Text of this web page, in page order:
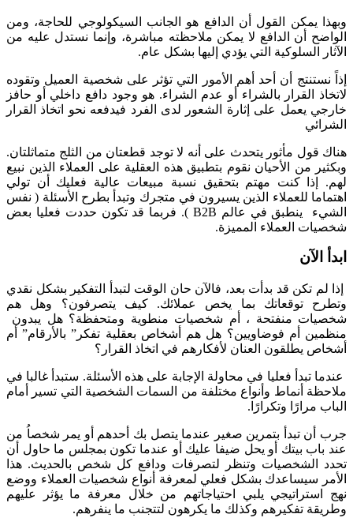
وبهذا يمكن القول أن الدافع هو الجانب السيكولوجي للحاجة، ومن
الواضح أن الدافع لا يمكن ملاحظته مباشرة، وإنما نستدل عليه من
الآثار السلوكية التي يؤدي إليها بشكل عام.
إذاً نستنتج أن أحد أهم الأمور التي تؤثر على شخصية العميل وتقوده
لاتخاذ القرار بالشراء أو عدم الشراء. هو وجود دافع داخلي أو حافز
خارجي يعمل على إثارة الشعور لدى الفرد فيدفعه نحو اتخاذ القرار
الشرائي
هناك قول مأثور يتحدث على أنه لا توجد قطعتان من الثلج متماثلتان.
وبكثير من الأحيان نقوم بتطبيق هذه العقلية على العملاء الذين نبيع
لهم. إذا كنت مهتم بتحقيق نسبة مبيعات عالية فعليك أن تولي
اهتماما للعملاء الذين يسيرون في متجرك وتبدأ بطرح الأسئلة ( نفس
الشيء ينطبق في عالم B2B ). فربما قد تكون حددت فعليا بعض
شخصيات العملاء المميزة.
ابدأ الآن
إذا لم تكن قد بدأت بعد، فالآن حان الوقت لتبدأ التفكير بشكل نقدي
وتطرح توقعاتك بما يخص عملائك. كيف يتصرفون؟ وهل هم
شخصيات منفتحة ، أم شخصيات منطوية ومتحفظة؟ هل يبدون
منظمين أم فوضاويين؟ هل هم أشخاص بعقلية تفكر” بالأرقام” أم
أشخاص يطلقون العنان لأفكارهم في اتخاذ القرار؟
عندما تبدأ فعليا في محاولة الإجابة على هذه الأسئلة. ستبدأ غالبا في
ملاحظة أنماط وأنواع مختلفة من السمات الشخصية التي تسير أمام
الباب مرارًا وتكرارًا.
جرب أن تبدأ بتمرين صغير عندما يتصل بك أحدهم أو يمر شخصاُ من
عند باب بيتك أو يحل ضيفا عليك أو عندما تكون بمجلس ما حاول أن
تحدد الشخصيات وتنظر لتصرفات ودافع كل شخص بالحديث. هذا
الأمر سيساعدك بشكل فعلي لمعرفة أنواع شخصيات العملاء ووضع
نهج استراتيجي يلبي احتياجاتهم من خلال معرفة ما يؤثر عليهم
وطريقة تفكيرهم وكذلك ما يكرهون لتتجنب ما ينفرهم.